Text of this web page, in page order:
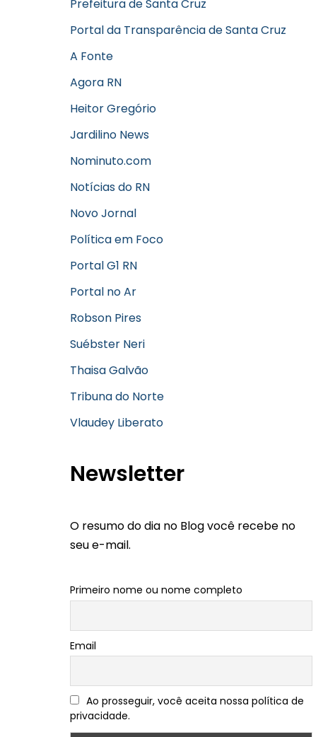
Prefeitura de Santa Cruz
Portal da Transparência de Santa Cruz
A Fonte
Agora RN
Heitor Gregório
Jardilino News
Nominuto.com
Notícias do RN
Novo Jornal
Política em Foco
Portal G1 RN
Portal no Ar
Robson Pires
Suébster Neri
Thaisa Galvão
Tribuna do Norte
Vlaudey Liberato
Newsletter
O resumo do dia no Blog você recebe no
seu e-mail.
Primeiro nome ou nome completo
Email
Ao prosseguir, você aceita nossa política de
privacidade.